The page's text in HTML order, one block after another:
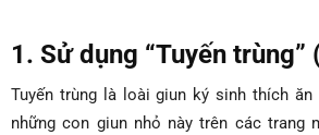
1. Sử dụng “Tuyến trùng”
Tuyến trùng là loài giun ký sinh thích
những con giun nhỏ này trên các trang